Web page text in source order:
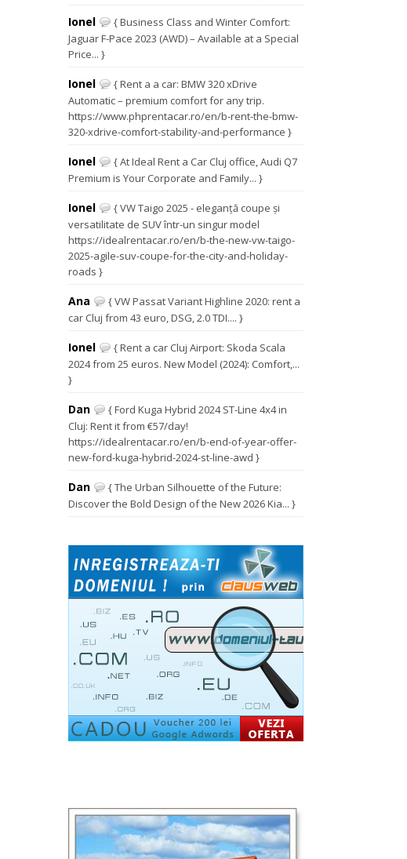
Ionel
{ Business Class and Winter Comfort:
Jaguar F-Pace 2023 (AWD) – Available at a Special
Price... }
Ionel
{ Rent a a car: BMW 320 xDrive
Automatic – premium comfort for any trip.
https://www.phprentacar.ro/en/b-rent-the-bmw-
320-xdrive-comfort-stability-and-performance }
Ionel
{ At Ideal Rent a Car Cluj office, Audi Q7
Premium is Your Corporate and Family... }
Ionel
{ VW Taigo 2025 - eleganță coupe și
versatilitate de SUV într-un singur model
https://idealrentacar.ro/en/b-the-new-vw-taigo-
2025-agile-suv-coupe-for-the-city-and-holiday-
roads }
Ana
{ VW Passat Variant Highline 2020: rent a
car Cluj from 43 euro, DSG, 2.0 TDI.... }
Ionel
{ Rent a car Cluj Airport: Skoda Scala
2024 from 25 euros. New Model (2024): Comfort,...
}
Dan
{ Ford Kuga Hybrid 2024 ST-Line 4x4 in
Cluj: Rent it from €57/day!
https://idealrentacar.ro/en/b-end-of-year-offer-
new-ford-kuga-hybrid-2024-st-line-awd }
Dan
{ The Urban Silhouette of the Future:
Discover the Bold Design of the New 2026 Kia... }